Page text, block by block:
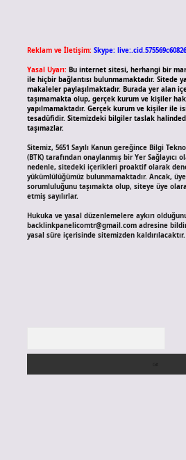
Reklam ve İletişim: Skype:
Yasal Uyarı: Bu internet sitesi, herhangi bir
ile hiçbir bağlantısı bulunmamaktadır. Sitede
makaleler paylaşılmaktadır. Burada yer alan
taşımamakta olup, gerçek kurum ve kişiler
yapılmamaktadır. Gerçek kurum ve kişiler ile
tesadüfidir. Sitemizdeki bilgiler taslak
taşımazlar.
Sitemiz, 5651 Sayılı Kanun gereğince Bilgi
(BTK) tarafından onaylanmış bir Yer
nedenle, sitedeki içerikleri proaktif olarak
yükümlülüğümüz bulunmamaktadır. Ancak,
sorumluluğunu taşımakta olup, siteye üye
etmiş sayılırlar.
Hukuka ve yasal düzenlemelere aykırı
backlinkpanelicomtr@gmail.comadresine
yasal süre içerisinde sitemizden kaldırılacaktır.